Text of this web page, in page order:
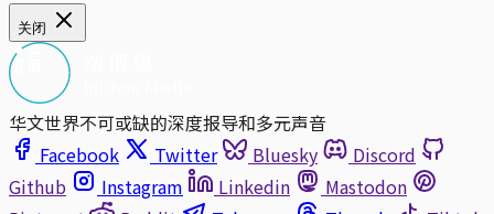
关闭
华文世界不可或缺的深度报导和多元声音
Facebook
Twitter Bluesky
Discord
Github
Instagram Linkedin
Mastodon